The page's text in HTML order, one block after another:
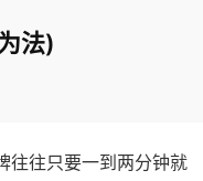
法)
往往只要一到两分钟就